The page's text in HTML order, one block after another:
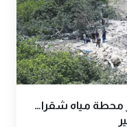
محطة مياه شقرا…